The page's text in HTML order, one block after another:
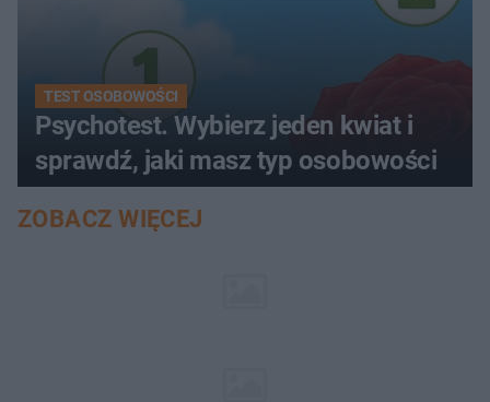
TEST OSOBOWOŚCI
Psychotest. Wybierz jeden kwiat i
sprawdź, jaki masz typ osobowości
ZOBACZ WIĘCEJ